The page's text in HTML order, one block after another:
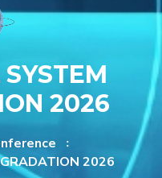
2026
2026